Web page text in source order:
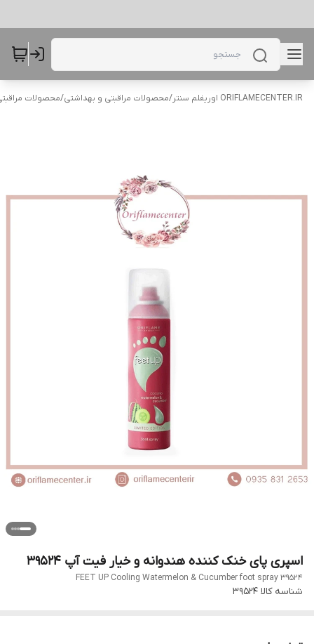
ORIFLAMECENTER.IR اوریفلم سنتر /محصولات مراقبتی و بهداشتی/محصولات
اسپری پای خنک کننده هندوانه و خیار فیت آپ 39524
FEET UP Cooling Watermelon & Cucumber foot spray 39524
شناسه کالا 39524